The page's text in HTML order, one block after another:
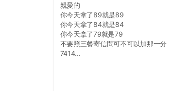
親愛的
你今天拿了89就是89
你今天拿了84就是84
你今天拿了79就是79
不要照三餐寄信問可不可以加那一分
7414...